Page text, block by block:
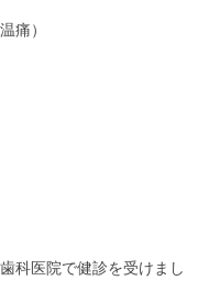
痛）
科医院で健診を受けまし